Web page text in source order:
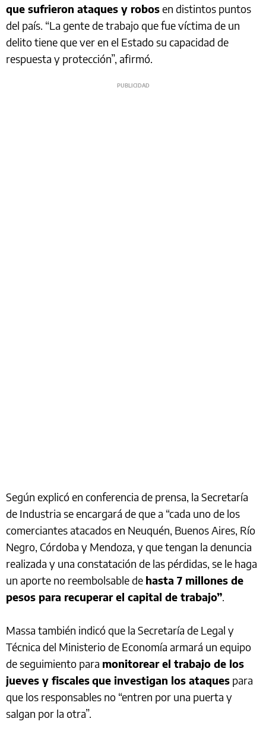
que sufrieron ataques y robosen distintos puntos
del país. “La gente de trabajo que fue víctima de un
delito tiene que ver en el Estado su capacidad de
respuesta y protección”, afirmó.
Según explicó en conferencia de prensa, la Secretaría
de Industria se encargará de que a “cada uno de los
comerciantes atacados en Neuquén, Buenos Aires, Río
Negro, Córdoba y Mendoza, y que tengan la denuncia
realizada y una constatación de las pérdidas, se le haga
un aporte no reembolsable de hasta 7 millones de
pesos para recuperar el capital de trabajo”.
Massa también indicó que la Secretaría de Legal y
Técnica del Ministerio de Economía armará un equipo
de seguimiento para monitorear el trabajo de los
jueves y fiscalesque investigan los ataques para
que los responsables no “entren por una puerta y
salgan por la otra”.